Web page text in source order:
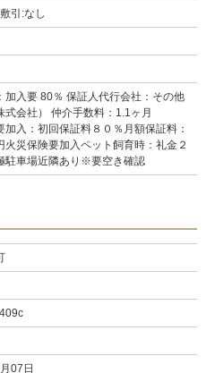
引:なし
加入要 80％ 保証人代行会社：その他
式会社） 仲介手数料：1.1ヶ月
加入：初回保証料８０％月額保証料：
火災保険要加入ペット飼育時：礼金２
駐車場近隣あり※要空き確認
07日